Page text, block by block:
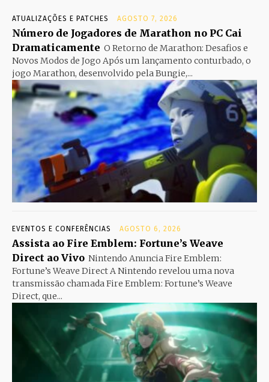
ATUALIZAÇÕES E PATCHES AGOSTO 7, 2026
Número de Jogadores de Marathon no PC Cai
Dramaticamente O Retorno de Marathon: Desafios e
Novos Modos de Jogo Após um lançamento conturbado, o
jogo Marathon, desenvolvido pela Bungie,...
EVENTOS E CONFERÊNCIAS AGOSTO 6, 2026
Assista ao Fire Emblem: Fortune’s Weave
Direct ao Vivo Nintendo Anuncia Fire Emblem:
Fortune’s Weave Direct A Nintendo revelou uma nova
transmissão chamada Fire Emblem: Fortune’s Weave
Direct, que...